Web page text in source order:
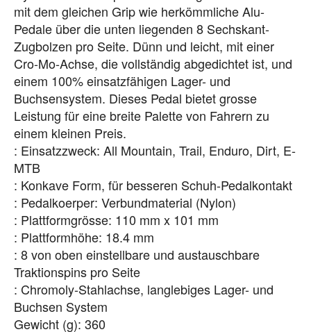
mit dem gleichen Grip wie herkömmliche Alu-
Pedale über die unten liegenden 8 Sechskant-
Zugbolzen pro Seite. Dünn und leicht, mit einer
Cro-Mo-Achse, die vollständig abgedichtet ist, und
einem 100% einsatzfähigen Lager- und
Buchsensystem. Dieses Pedal bietet grosse
Leistung für eine breite Palette von Fahrern zu
einem kleinen Preis.
: Einsatzzweck: All Mountain, Trail, Enduro, Dirt, E-
MTB
: Konkave Form, für besseren Schuh-Pedalkontakt
: Pedalkoerper: Verbundmaterial (Nylon)
: Plattformgrösse: 110 mm x 101 mm
: Plattformhöhe: 18.4 mm
: 8 von oben einstellbare und austauschbare
Traktionspins pro Seite
: Chromoly-Stahlachse, langlebiges Lager- und
Buchsen System
Gewicht (g): 360